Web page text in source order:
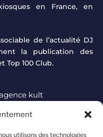
utilisons des technologies
en France, en
de l’actualité DJ
la publication des
Top 100 Club.
kult
TOUTE L'ACTUALITÉ